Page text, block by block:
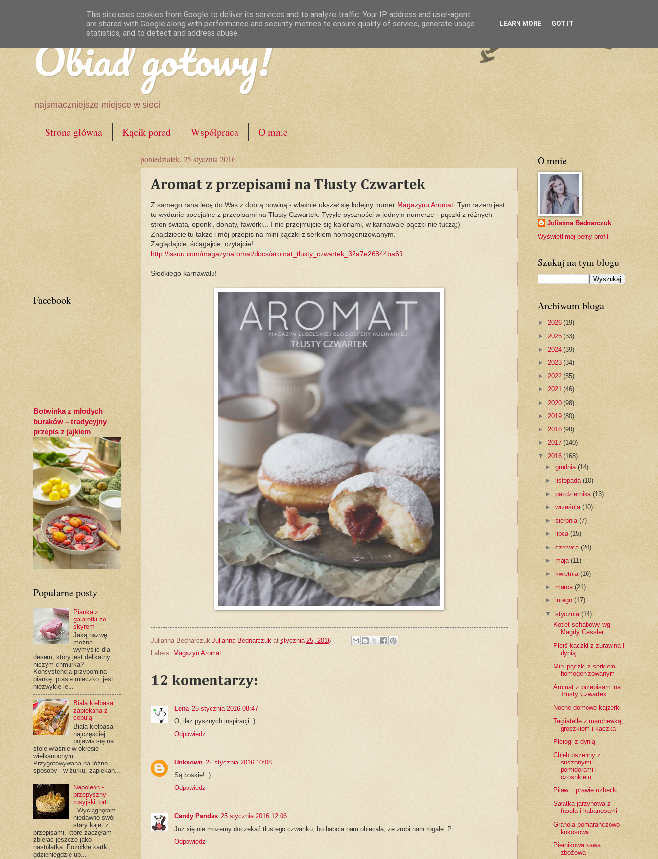
Obiad gotowy!
najsmaczniejsze miejsce w sieci
Strona główna Kącik porad Współpraca O mnie
poniedziałek, 25 stycznia 2016
Aromat z przepisami na Tłusty Czwartek
Z samego rana lecę do Was z dobrą nowiną - właśnie ukazał się kolejny numer Magazynu Aromat. Tym razem jest
to wydanie specjalne z przepisami na Tłusty Czwartek. Tyyyle pyszności w jednym numerze - pączki z różnych
stron świata, oponki, donaty, faworki... I nie przejmujcie się kaloriami, w karnawale pączki nie tuczą;)
Znajdziecie tu także i mój przepis na mini pączki z serkiem homogenizowanym.
Zaglądajcie, ściągajcie, czytajcie!
http://issuu.com/magazynaromat/docs/aromat_tlusty_czwartek_32a7e26844ba69
Słodkiego karnawału!
Julianna Bednarczuk Julianna Bednarczuk at stycznia 25, 2016
Labels: Magazyn Aromat
12 komentarzy:
Lena 25 stycznia 2016 08:47
O, ileż pysznych inspiracji :)
Odpowiedz
Unknown 25 stycznia 2016 10:08
Są boskie! :)
Odpowiedz
Candy Pandas 25 stycznia 2016 12:06
Już się nie możemy doczekać tłustego czwartku, bo babcia nam obiecała, że zrobi nam rogale :P
Odpowiedz
Facebook
Botwinka z młodych
buraków – tradycyjny
przepis z jajkiem
Popularne posty
Pianka z
galaretki ze
skyrem
Jaką nazwę
można
wymyślić dla
deseru, który jest delikatny
niczym chmurka?
Konsystencją przypomina
piankę, ptasie mleczko, jest
niezwykle le...
Biała kiełbasa
zapiekana z
cebulą
Biała kiełbasa
najczęściej
pojawia się na
stole właśnie w okresie
wielkanocnym.
Przygotowywana na różne
sposoby - w żurku, zapiekan...
Napoleon -
przepyszny
rosyjski tort
Wyciągnęłam
niedawno swój
stary kajet z
przepisami, które zaczęłam
zbierać jeszcze jako
nastolatka. Pożółkłe kartki,
gdzieniegdzie ub...
O mnie
Julianna Bednarczuk
Wyświetl mój pełny profil
Szukaj na tym blogu
Archiwum bloga
► 2026 (19)
► 2025 (33)
► 2024 (39)
► 2023 (34)
► 2022 (55)
► 2021 (46)
► 2020 (98)
► 2019 (80)
► 2018 (98)
► 2017 (140)
▼ 2016 (168)
► grudnia (14)
► listopada (10)
► października (13)
► września (10)
► sierpnia (7)
►
lipca (15)
► czerwca (20)
► maja (11)
►
kwietnia (16)
► marca (21)
►
lutego (17)
▼ stycznia (14)
Kotlet schabowy wg
Magdy Gessler
Pierś kaczki z żurawiną i
dynią
Mini pączki z serkiem
homogenizowanym
Aromat z przepisami na
Tłusty Czwartek
Nocne domowe kajzerki
Tagliatelle z marchewką,
groszkiem i kaczką
Pierogi z dynią
Chleb pszenny z
suszonymi
pomidorami i
czosnkiem
Pilaw... prawie uzbecki
Sałatka jarzynowa z
fasolą i kabanosami
Granola pomarańczowo-
kokosowa
Piernikowa kawa
zbożowa
This site uses cookies from Google to deliver its services and to analyze traffic. Your IP address and user-agent
are shared with Google along with performance and security metrics to ensure quality of service, generate usage
statistics, and to detect and address abuse.
LEARN MORE GOT IT